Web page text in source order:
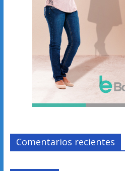
Comentarios recientes